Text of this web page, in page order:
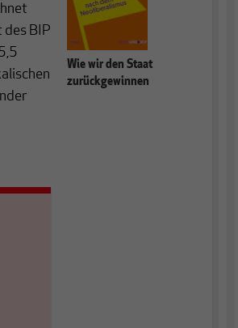
BIP
Wie wir den Staat
zurückgewinnen